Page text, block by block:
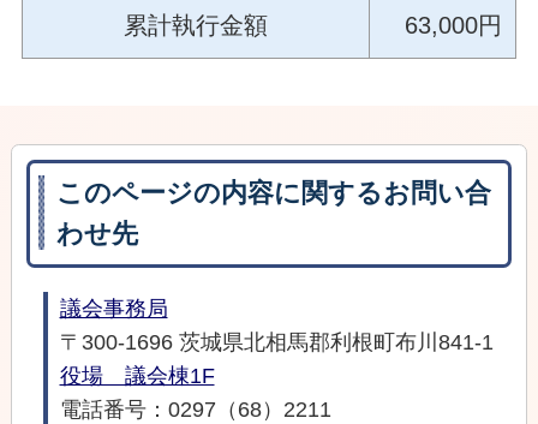
累計執行金額 63,000円
このページの内容に関するお問い合
わせ先
議会事務局
〒300-1696 茨城県北相馬郡利根町布川841-1
役場 議会棟1F
電話番号：0297（68）2211